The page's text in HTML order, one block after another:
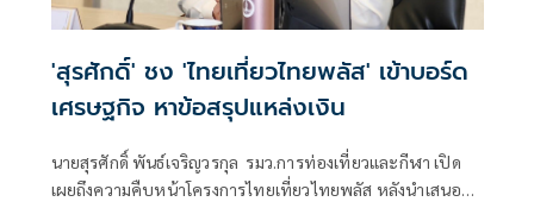
'สุรศักดิ์' ชง 'ไทยเที่ยวไทยพลัส' เข้าบอร์ด
เศรษฐกิจ หาข้อสรุปแหล่งเงิน
นายสุรศักดิ์ พันธ์เจริญวรกุล รมว.การท่องเที่ยวและกีฬา เปิด
เผยถึงความคืบหน้าโครงการไทยเที่ยวไทยพลัส หลังนำเสนอ